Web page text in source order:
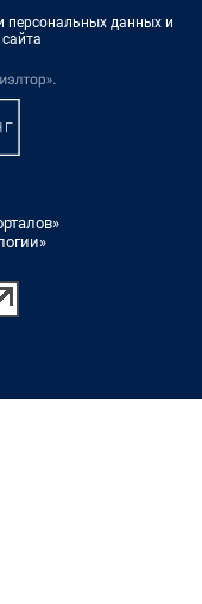
персональных данных и